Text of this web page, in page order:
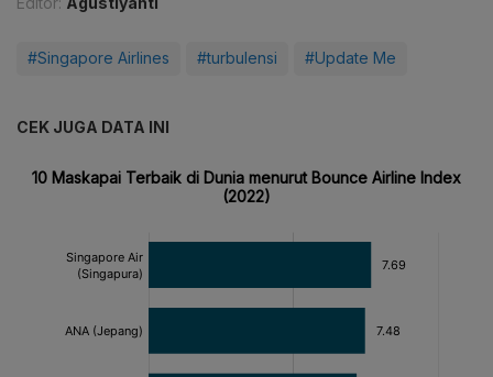
#Singapore Airlines #turbulensi #Update Me
CEK JUGA DATA INI